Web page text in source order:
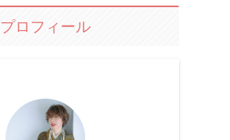
プロフィール